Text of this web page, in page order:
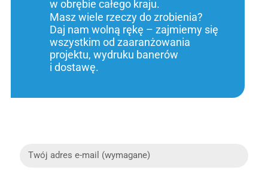
w obrębie całego kraju.
Masz wiele rzeczy do zrobienia?
Daj nam wolną rękę – zajmiemy się
wszystkim od zaaranżowania
projektu, wydruku banerów
i dostawę.